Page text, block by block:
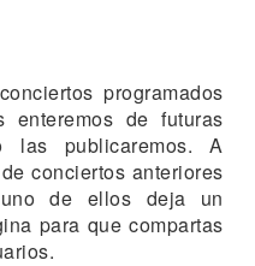
programados
de futuras
las publicaremos. A
conciertos anteriores
de ellos deja un
para que compartas